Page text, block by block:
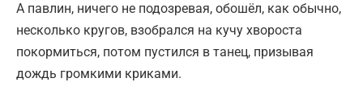
А павлин, ничего не подозревая, обошёл, как обычно,
несколько кругов, взобрался на кучу хвороста
покормиться, потом пустился в танец, призывая
дождь громкими криками.